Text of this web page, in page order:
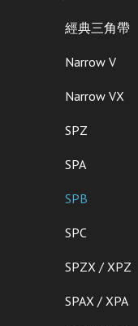
經典三角帶
Narrow V
Narrow VX
SPZ
SPA
SPB
SPC
SPZX / XPZ
SPAX / XPA